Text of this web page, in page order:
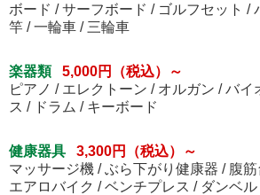
ボード / サーフボード / ゴルフセット /
竿 / 一輪車 / 三輪車
楽器類
5,000円（税込）～
ピアノ / エレクトーン / オルガン / バイ
ス / ドラム / キーボード
健康器具
3,300円（税込）～
マッサージ機 / ぶら下がり健康器 / 腹
エアロバイク / ベンチプレス / ダンベル